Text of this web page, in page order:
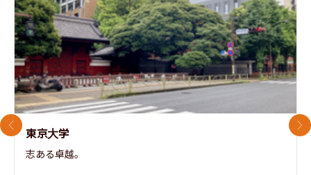
東京大学
志ある卓越。
前のスライド 次